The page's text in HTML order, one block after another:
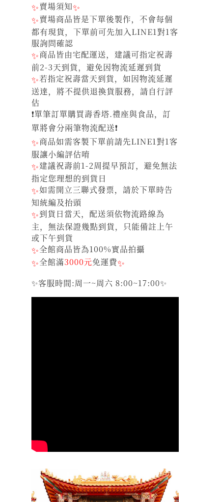
✨賣場須知✨
✨賣場商品皆是下單後製作，不會每個
都有現貨，下單前可先加入LINE1對1客
服詢問確認
✨商品皆由宅配運送，建議可指定祝壽
前2-3天到貨，避免因物流延遲到貨
✨若指定祝壽當天到貨，如因物流延遲
送達，將不提供退換貨服務，請自行評
估
❗單筆訂單購買壽香塔.禮座與食品，訂
單將會分兩筆物流配送❗
✨商品如需客製下單前請先LINE1對1客
服讓小編評估唷
✨建議祝壽前1-2周提早預訂，避免無法
指定您理想的到貨日
✨如需開立三聯式發票，請於下單時告
知統編及抬頭
✨到貨日當天，配送須依物流路線為
主，無法保證幾點到貨，只能備註上午
或下午到貨
✨全館商品皆為100%實品拍攝
✨全館滿3000元免運費✨
✨客服時間:周一~周六 8:00~17:00✨